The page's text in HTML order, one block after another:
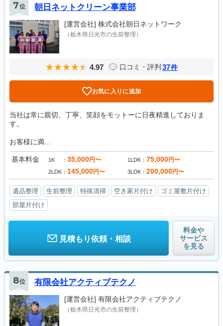
7位 朝日ネットクリーン事業部
[運営会社] 株式会社朝日ネットワーク
（栃木県日光市の生前整理）
4.97 口コミ・評判 37件
お気に入りに追加
当社は常に親切、丁寧、笑顔をモットーに日夜精進しておりま
す。
お客様に満...
基本料金 1K 35,000円〜 1LDK 75,000円〜
2LDK 145,000円〜 3LDK 200,000円〜
遺品整理 生前整理 特殊清掃 空き家片付け
ゴミ屋敷片付け
部屋片付け
見積もり依頼・相談
料金や
サービス
を見る
8位 有限会社アクティブテクノ
[運営会社] 有限会社アクティブテクノ
（栃木県日光市の生前整理）